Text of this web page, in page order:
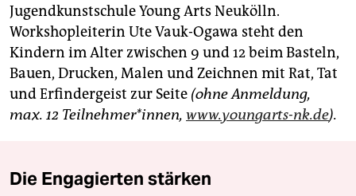
Jugendkunstschule Young Arts Neukölln.
Workshopleiterin Ute Vauk-Ogawa steht den
Kindern im Alter zwischen 9 und 12 beim Basteln,
Bauen, Drucken, Malen und Zeichnen mit Rat, Tat
und Erfindergeist zur Seite (ohne Anmeldung,
max. 12 Teilnehmer*innen, www.youngarts-nk.de).
Die Engagierten stärken